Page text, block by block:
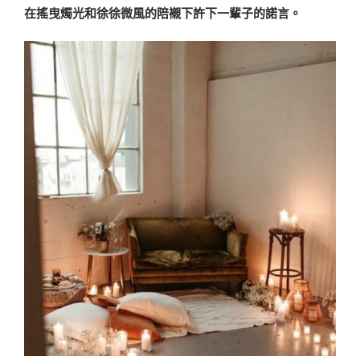
在搖曳燭光和徐徐微風的陪襯下許下一輩子的諾言。